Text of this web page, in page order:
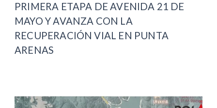
PRIMERA ETAPA DE AVENIDA 21 DE
MAYO Y AVANZA CON LA
RECUPERACIÓN VIAL EN PUNTA
ARENAS